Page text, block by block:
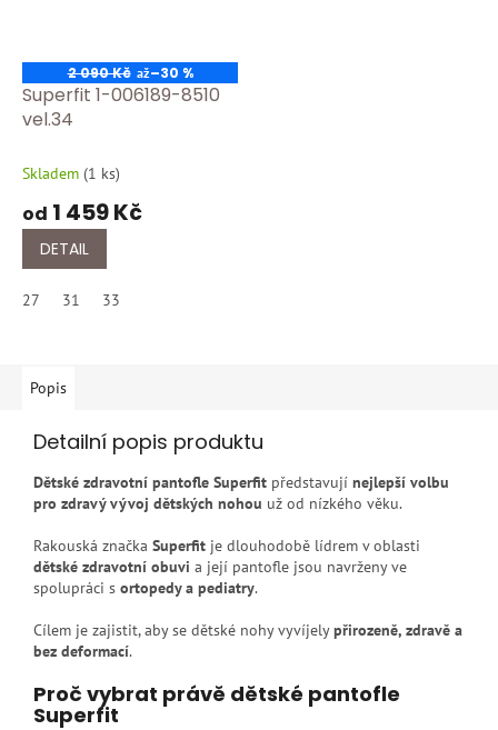
2 090 Kč až–30 %
Superfit 1-006189-8510
vel.34
Skladem (1 ks)
od 1 459 Kč
DETAIL
27 31 33
Popis
Detailní popis produktu
Dětské zdravotní pantofle Superfit představují nejlepší volbu
pro zdravý vývoj dětských nohou už od nízkého věku.
Rakouská značka Superfit je dlouhodobě lídrem v oblasti
dětské zdravotní obuvi a její pantofle jsou navrženy ve
spolupráci s ortopedy a pediatry.
Cílem je zajistit, aby se dětské nohy vyvíjelypřirozeně, zdravě a
bez deformací.
Proč vybrat právě dětské pantofle
Superfit